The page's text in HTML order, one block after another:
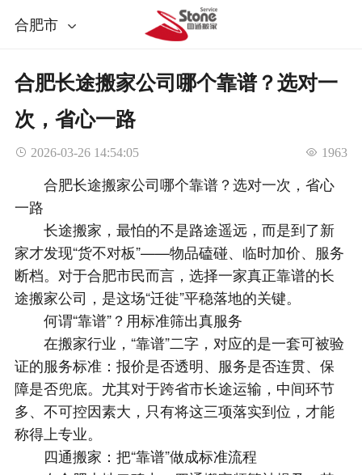
合肥市
合肥长途搬家公司哪个靠谱？选对一
次，省心一路
 2026-03-26 14:54:05  1963
合肥长途搬家公司哪个靠谱？选对一次，省心
一路
长途搬家，最怕的不是路途遥远，而是到了新
家才发现“货不对板”——物品磕碰、临时加价、服务
断档。对于合肥市民而言，选择一家真正靠谱的长
途搬家公司，是这场“迁徙”平稳落地的关键。
何谓“靠谱”？用标准筛出真服务
在搬家行业，“靠谱”二字，对应的是一套可被验
证的服务标准：报价是否透明、服务是否连贯、保
障是否兜底。尤其对于跨省市长途运输，中间环节
多、不可控因素大，只有将这三项落实到位，才能
称得上专业。
四通搬家：把“靠谱”做成标准流程